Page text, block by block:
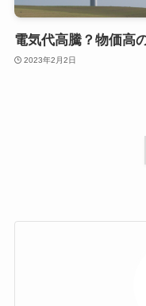
電気代高騰？物価高
2023年2月2日